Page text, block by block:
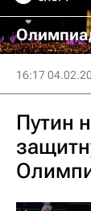
16:17
Путин